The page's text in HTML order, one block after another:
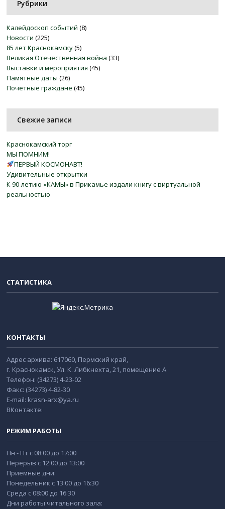
Рубрики
Калейдоскоп событий (8)
Новости (225)
85 лет Краснокамску(5)
Великая Отечественная война (33)
Выставки и мероприятия (45)
Памятные даты (26)
Почетные граждане (45)
Свежие записи
Краснокамский торг
МЫ ПОМНИМ!
ПЕРВЫЙ КОСМОНАВТ!
Удивительные открытки
К 90-летию «КАМЫ» в Прикамье издали книгу с виртуальной
реальностью
СТАТИСТИКА
КОНТАКТЫ
Адрес архива: 617060, Пермский край,
г. Краснокамск, Ул. К. Либкнехта, 21, помещение А
Телефон: (34273) 4-23-02
Факс: (34273) 4-82-30
E-mail: krasn-arx@ya.ru
ВКонтакте:
РЕЖИМ РАБОТЫ
Пн - Пт с 08:00 до 17:00
Перерыв с 12:00 до 13:00
Приемные дни:
Понедельник с 13:00 до 16:30
Среда с 08:00 до 16:30
Дни работы читального зала: